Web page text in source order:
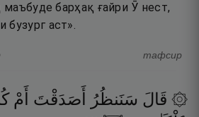
барҳақ ғайри Ӯ нест,
бузург аст».
тафсир
۞ قَالَ سَنَنظُرُ أَصَدَقْتَ أَمْ